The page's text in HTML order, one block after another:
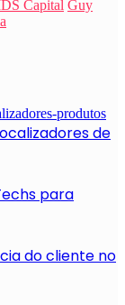
Capital Guy
de
para
do cliente no